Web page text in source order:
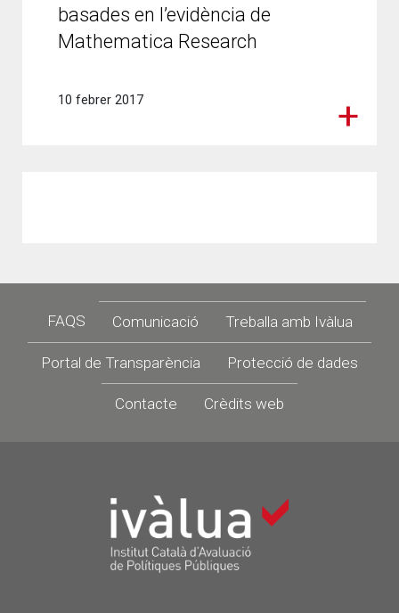
basades en l’evidència de
Mathematica Research
10 febrer 2017
Footer
FAQS Comunicació Treballa amb Ivàlua
Portal de Transparència Protecció de dades
Contacte Crèdits web